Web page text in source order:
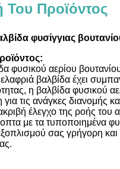
Του Προϊόντος
φυσίγγιας
φυσικού αερίου
βαλβίδα έχει
η βαλβίδα φυσικού
για τις ανάγκες
έλεγχο της ροής του
με τα τυποποιημένα
σας γρήγορη